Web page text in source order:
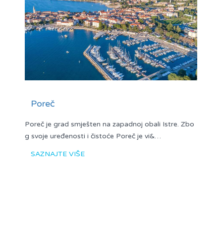
Poreč
Poreč je grad smješten na zapadnoj obali Istre. Zbo
g svoje uređenosti i čistoće Poreč je vi&…
SAZNAJTE VIŠE